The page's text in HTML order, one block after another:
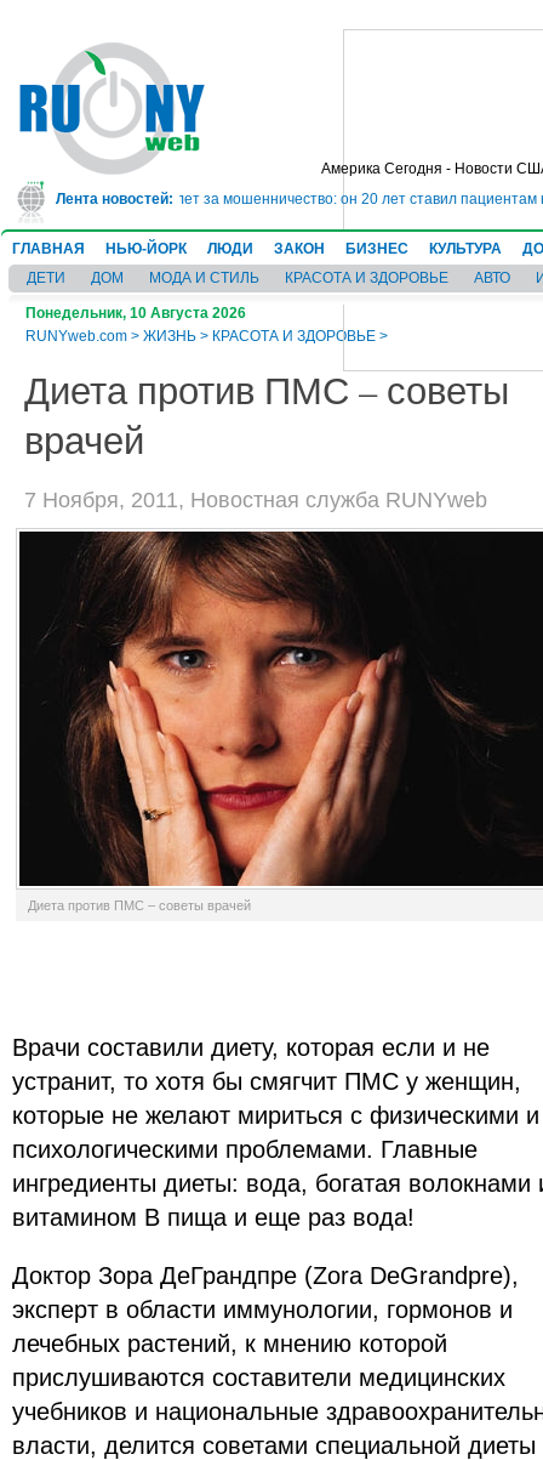
Америка Сегодня - Новости
Лента новостей:
сядет в тюрьму на 10 лет за мошенничество: он 20 лет ставил пациентам
ГЛАВНАЯ НЬЮ-ЙОРК ЛЮДИ ЗАКОН БИЗНЕС КУЛЬТУРА
ДЕТИ
ДОМ МОДА И СТИЛЬ КРАСОТА И ЗДОРОВЬЕ АВТО
Понедельник, 10 Августа 2026
RUNYweb.com > ЖИЗНЬ > КРАСОТА И ЗДОРОВЬЕ >
Диета против ПМС – советы
врачей
7 Ноября, 2011, Новостная служба RUNYweb
Диета против ПМС – советы врачей
Врачи составили диету, которая если и не
устранит, то хотя бы смягчит ПМС у женщин,
которые не желают мириться с физическими и
психологическими проблемами. Главные
ингредиенты диеты: вода, богатая волокнами
витамином В пища и еще раз вода!
Доктор Зора ДеГрандпре (Zora DeGrandpre),
эксперт в области иммунологии, гормонов и
лечебных растений, к мнению которой
прислушиваются составители медицинских
учебников и национальные
власти, делится советами специальной диеты